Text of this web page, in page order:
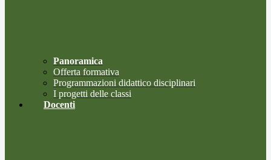
Panoramica
Offerta formativa
Programmazioni didattico disciplinari
I progetti delle classi
Docenti